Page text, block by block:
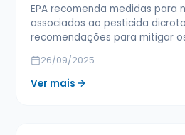
EPA recomenda medidas para
associados ao pesticida
recomendações para mitigar
26/09/2025
Ver mais